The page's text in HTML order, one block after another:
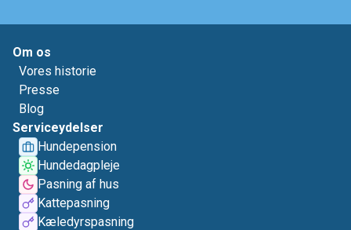
Om os
Vores historie
Presse
Blog
Serviceydelser
Hundepension
Hundedagpleje
Pasning af hus
Kattepasning
Kæledyrspasning